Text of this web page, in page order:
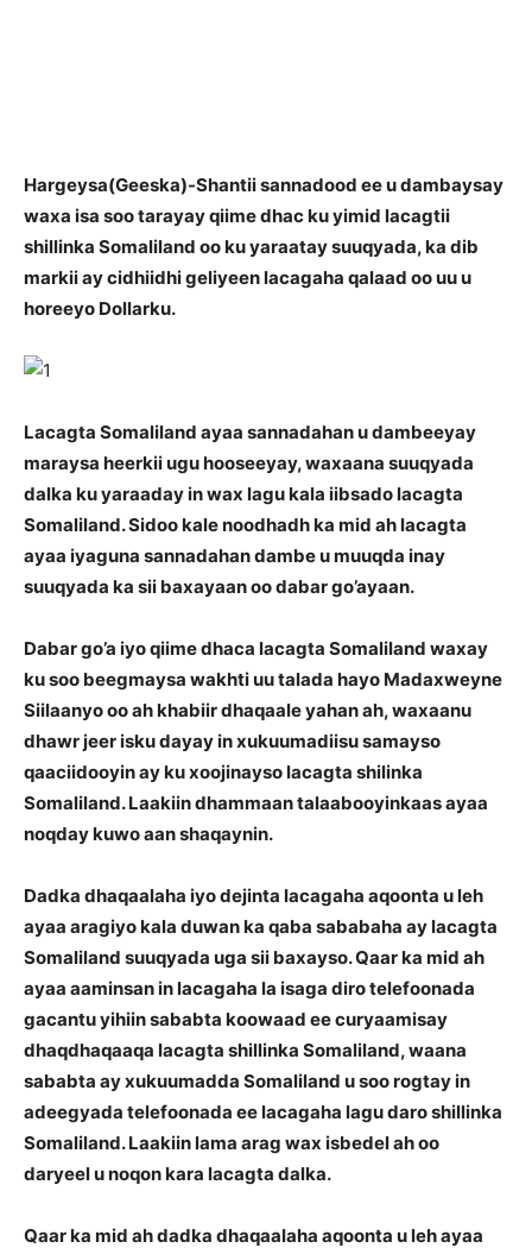
Hargeysa(Geeska)-Shantii sannadood ee u dambaysay
waxa isa soo tarayay qiime dhac ku yimid lacagtii
shillinka Somaliland oo ku yaraatay suuqyada, ka dib
markii ay cidhiidhi geliyeen lacagaha qalaad oo uu u
horeeyo Dollarku.
Lacagta Somaliland ayaa sannadahan u dambeeyay
maraysa heerkii ugu hooseeyay, waxaana suuqyada
dalka ku yaraaday in wax lagu kala iibsado lacagta
Somaliland. Sidoo kale noodhadh ka mid ah lacagta
ayaa iyaguna sannadahan dambe u muuqda inay
suuqyada ka sii baxayaan oo dabar go’ayaan.
Dabar go’a iyo qiime dhaca lacagta Somaliland waxay
ku soo beegmaysa wakhti uu talada hayo Madaxweyne
Siilaanyo oo ah khabiir dhaqaale yahan ah, waxaanu
dhawr jeer isku dayay in xukuumadiisu samayso
qaaciidooyin ay ku xoojinayso lacagta shilinka
Somaliland. Laakiin dhammaan talaabooyinkaas ayaa
noqday kuwo aan shaqaynin.
Dadka dhaqaalaha iyo dejinta lacagaha aqoonta u leh
ayaa aragiyo kala duwan ka qaba sababaha ay lacagta
Somaliland suuqyada uga sii baxayso. Qaar ka mid ah
ayaa aaminsan in lacagaha la isaga diro telefoonada
gacantu yihiin sababta koowaad ee curyaamisay
dhaqdhaqaaqa lacagta shillinka Somaliland, waana
sababta ay xukuumadda Somaliland u soo rogtay in
adeegyada telefoonada ee lacagaha lagu daro shillinka
Somaliland. Laakiin lama arag wax isbedel ah oo
daryeel u noqon kara lacagta dalka.
Qaar ka mid ah dadka dhaqaalaha aqoonta u leh ayaa